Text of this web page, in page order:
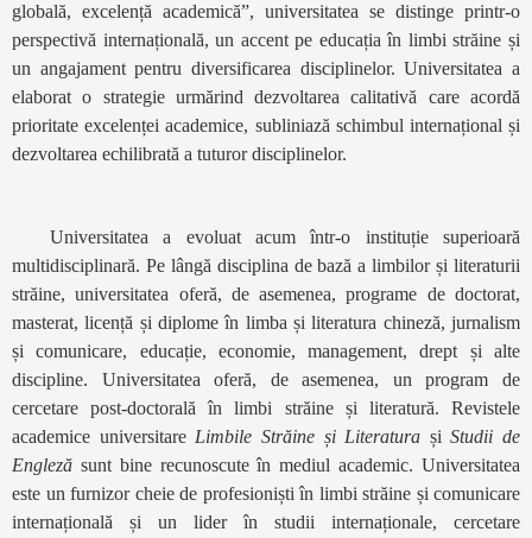
globală, excelență academică”, universitatea se distinge printr-o
perspectivă internațională, un accent pe educația în limbi străine și
un angajament pentru diversificarea disciplinelor. Universitatea a
elaborat o strategie urmărind dezvoltarea calitativă care acordă
prioritate excelenței academice, subliniază schimbul internațional și
dezvoltarea echilibrată a tuturor disciplinelor.
Universitatea a evoluat acum într-o instituție superioară
multidisciplinară. Pe lângă disciplina de bază a limbilor și literaturii
străine, universitatea oferă, de asemenea, programe de doctorat,
masterat, licență și diplome în limba și literatura chineză, jurnalism
și comunicare, educație, economie, management, drept și alte
discipline. Universitatea oferă, de asemenea, un program de
cercetare post-doctorală în limbi străine și literatură. Revistele
academice universitare Limbile Străine și Literatura șiStudii de
Engleză sunt bine recunoscute în mediul academic. Universitatea
este un furnizor cheie de profesioniști în limbi străine și comunicare
internațională și un lider în studii internaționale, cercetare